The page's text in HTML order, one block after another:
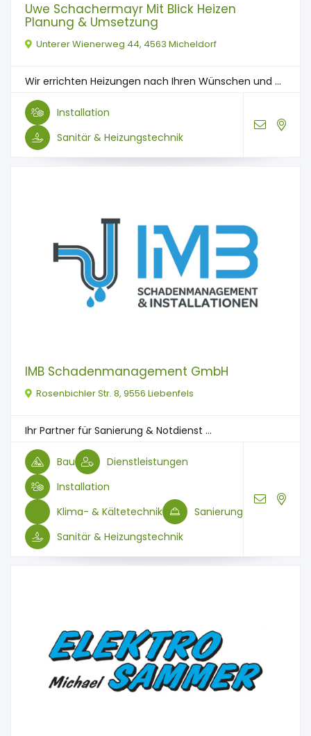
Uwe Schachermayr Mit Blick Heizen
Planung & Umsetzung
Unterer Wienerweg 44, 4563 Micheldorf
Wir errichten Heizungen nach Ihren Wünschen und ...
Installation
Sanitär & Heizungstechnik
IMB Schadenmanagement GmbH
Rosenbichler Str. 8, 9556 Liebenfels
Ihr Partner für Sanierung & Notdienst ...
Bau
Dienstleistungen
Installation
Klima- & Kältetechnik
Sanierung
Sanitär & Heizungstechnik